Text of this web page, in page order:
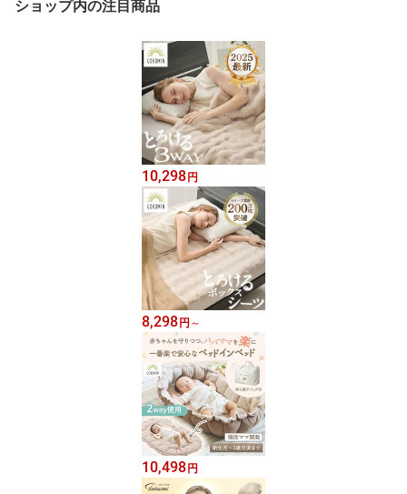
ショップ内の注目商品
10,298 円
8,298 円 ～
10,498 円